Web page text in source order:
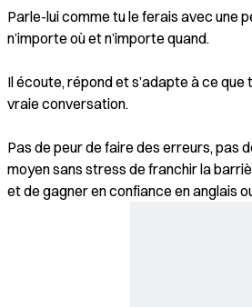
Parle-lui comme tu le ferais avec une
n’importe où et n’importe quand.
Il écoute, répond et s’adapte à ce que
vraie conversation.
Pas de peur de faire des erreurs, pas
moyen sans stress de franchir la
et de gagner en confiance en anglais